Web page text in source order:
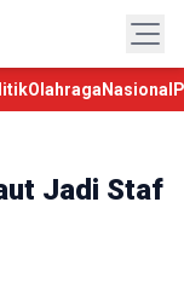
Olahraga Nasional
Jadi Staf